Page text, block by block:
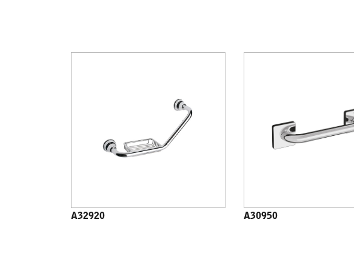
A32920 A30950